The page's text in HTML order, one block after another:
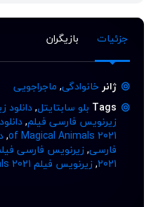
جزئیات بازیگران
ژانرخانوادگی, ماجراجویی
Tags بلو سابتایتل,
زیرنویس فارسی فیلم,
of Magical Animals 2021
,
فارسی,
2021
,زیرنویس فیلم School of Magical Animals 2021